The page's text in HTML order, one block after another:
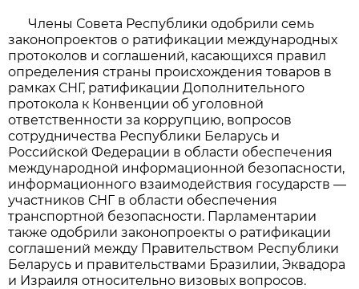
Члены Совета Республики одобрили семь
законопроектов о ратификации международных
протоколов и соглашений, касающихся правил
определения страны происхождения товаров в
рамках СНГ, ратификации Дополнительного
протокола к Конвенции об уголовной
ответственности за коррупцию, вопросов
сотрудничества Республики Беларусь и
Российской Федерации в области обеспечения
международной информационной безопасности,
информационного взаимодействия государств —
участников СНГ в области обеспечения
транспортной безопасности. Парламентарии
также одобрили законопроекты о ратификации
соглашений между Правительством Республики
Беларусь и правительствами Бразилии, Эквадора
и Израиля относительно визовых вопросов.